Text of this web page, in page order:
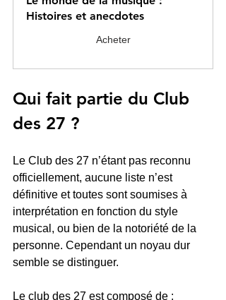
Histoires et anecdotes
Acheter
Qui fait partie du Club
des 27 ?
Le Club des 27 n’étant pas reconnu
officiellement, aucune liste n’est
définitive et toutes sont soumises à
interprétation en fonction du style
musical, ou bien de la notoriété de la
personne. Cependant un noyau dur
semble se distinguer.
Le club des 27 est composé de :